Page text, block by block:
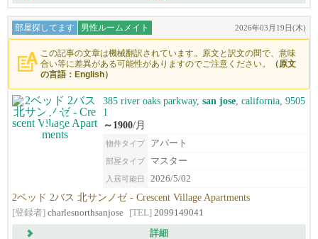
部屋探してます 男性ルームメイト 2026年03月19日(木)
この記事の文章は機械翻訳されています。原文と訳文の間で、意味
合い等に差異がある可能性がありますのでご注意ください。
（原文
の言語：English）
385 river oaks parkway, san jose , california, 9505
1
～1900/月
物件タイプ アパート
部屋タイプ マスター
入居可能日 2026/5/02
2ベッド 2バス 北サンノゼ - Crescent Village Apartments
[登録者] charlesnorthsanjose [TEL] 2099149041
詳細